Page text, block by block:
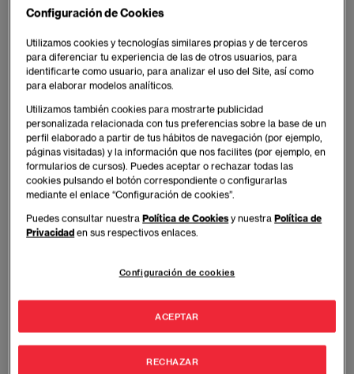
Publicado: 14/02/2019|Actualizado:
Faculty & Research
EAE Business School es una escuela
certificada por el Council of Supply Chain
Management Professionals para impartir
Configuración de Cookies
Utilizamos cookies y tecnologías similares propias y de terceros
para diferenciar tu experiencia de las de otros usuarios, para
identificarte como usuario, para analizar el uso del Site, así como
para elaborar modelos analíticos.
Utilizamos también cookies para mostrarte publicidad
personalizada relacionada con tus preferencias sobre la base de un
perfil elaborado a partir de tus hábitos de navegación (por ejemplo,
páginas visitadas) y la información que nos facilites (por ejemplo, en
formularios de cursos). Puedes aceptar o rechazar todas las
cookies pulsando el botón correspondiente o configurarlas
mediante el enlace “Configuración de cookies”.
Puedes consultar nuestraPolítica de Cookies y nuestraPolítica de
Privacidad en sus respectivos enlaces.
Configuración de cookies
RECHAZAR
ACEPTAR